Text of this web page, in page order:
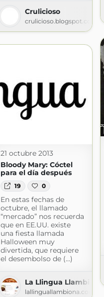
Crulicioso
crulicioso.blogspot.com
21 octubre 2013
Bloody Mary: Cóctel
para el día después
19 0
En estas fechas de
octubre, el llamado
“mercado” nos recuerda
que en EE.UU. existe
una fiesta llamada
Halloween muy
divertida, que requiere
el desembolso de (...)
La Llingua Llambiona
lallinguallambiona.com